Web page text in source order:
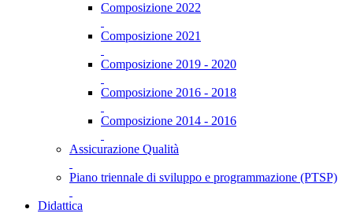
Composizione 2022
Composizione 2021
Composizione 2019 - 2020
Composizione 2016 - 2018
Composizione 2014 - 2016
Assicurazione Qualità
Piano triennale di sviluppo e programmazione (PTSP)
Didattica